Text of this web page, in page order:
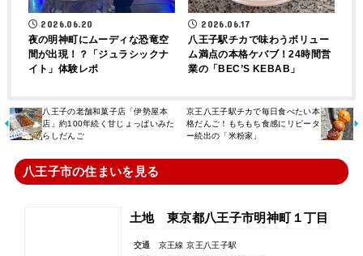
2026.06.20
夜の明神町にムーディな恐竜空
間が出現！？「ジュラシックナ
イト」体験レポ
2026.06.17
八王子駅チカで味わうボリュー
ム満点の本格ケバブ！24時間営
業の「BEC’S KEBAB」
八王子の老舗和菓子店「伊勢屋本
店」約100年続く甘じょっぱいみた
らしだんご
京王八王子駅チカで毎日食べたい本
格だんご！もちもち食感にリピータ
ー続出の「米粉家」
八王子市の住まいを見る
土地 東京都八王子市明神町１丁目
交通
京王線 京王八王子駅